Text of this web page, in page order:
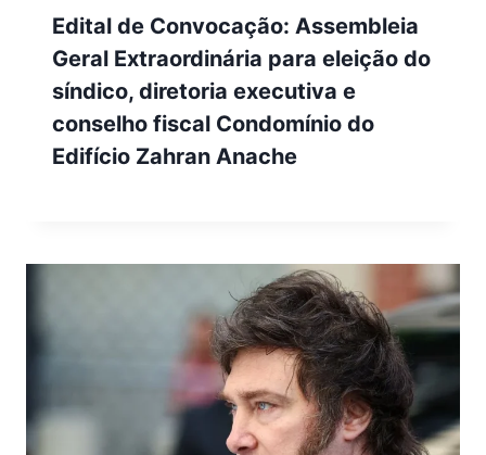
Edital de Convocação: Assembleia
Geral Extraordinária para eleição do
síndico, diretoria executiva e
conselho fiscal Condomínio do
Edifício Zahran Anache